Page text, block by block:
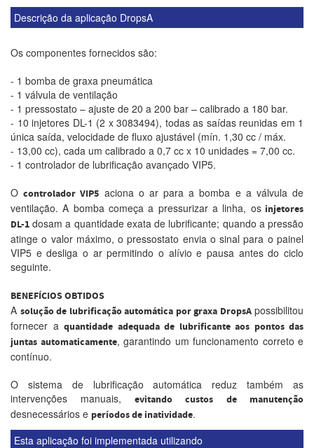
Descrição da aplicação DropsA
Os componentes fornecidos são:
- 1 bomba de graxa pneumática
- 1 válvula de ventilação
- 1 pressostato – ajuste de 20 a 200 bar – calibrado a 180 bar.
- 10 injetores DL-1 (2 x 3083494), todas as saídas reunidas em 1
única saída, velocidade de fluxo ajustável (mín. 1,30 cc / máx.
- 13,00 cc), cada um calibrado a 0,7 cc x 10 unidades = 7,00 cc.
- 1 controlador de lubrificação avançado VIP5.
Ocontrolador VIP5 aciona o ar para a bomba e a válvula de
ventilação. A bomba começa a pressurizar a linha, osinjetores
DL-1 dosam a quantidade exata de lubrificante; quando a pressão
atinge o valor máximo, o pressostato envia o sinal para o painel
VIP5 e desliga o ar permitindo o alívio e pausa antes do ciclo
seguinte.
BENEFÍCIOS OBTIDOS
A solução de lubrificação automática por graxa DropsApossibilitou
fornecer a quantidade adequada de lubrificante aos pontos das
juntas automaticamente, garantindo um funcionamento correto e
contínuo.
O sistema de lubrificação automática reduz também as
intervenções manuais, evitando custos de manutenção
desnecessários e períodos de inatividade.
Esta aplicação foi implementada utilizando